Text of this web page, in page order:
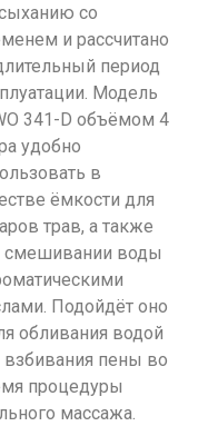
со
и рассчитано
период
Модель
341-D объёмом 4
удобно
в
ёмкости для
трав, а также
смешивании воды
Подойдёт оно
обливания водой
взбивания пены во
процедуры
массажа.